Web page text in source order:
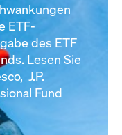
ETF-
des ETF
Lesen Sie
J.P.
Fund